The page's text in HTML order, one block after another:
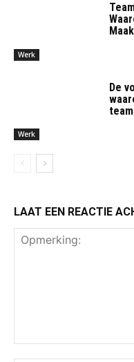
Werk
Werk
De
LAAT EEN REACTIE